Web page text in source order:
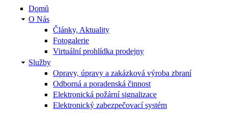
Domů
O Nás
Články, Aktuality
Fotogalerie
Virtuální prohlídka prodejny
Služby
Opravy, úpravy a zakázková výroba zbraní
Odborná a poradenská činnost
Elektronická požární signalizace
Elektronický zabezpečovací systém